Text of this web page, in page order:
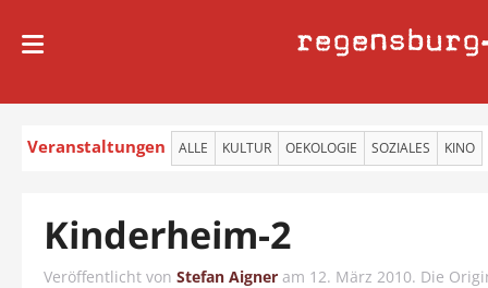
regensburg
Veranstaltungen ALLE KULTUR OEKOLOGIE SOZIALES KINO
Kinderheim-2
Veröffentlicht von Stefan Aigner am 12. März 2010. Die